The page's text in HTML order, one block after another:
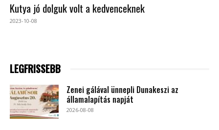
Kutya jó dolguk volt a kedvenceknek
2023-10-08
LEGFRISSEBB
Zenei gálával ünnepli Dunakeszi az
államalapítás napját
2026-08-08